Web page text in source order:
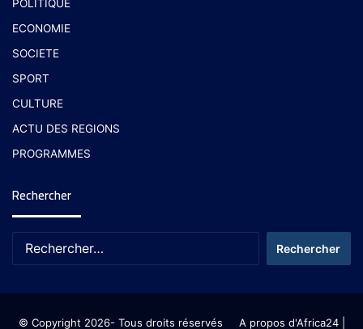
POLITIQUE
ECONOMIE
SOCIETE
SPORT
CULTURE
ACTU DES REGIONS
PROGRAMMES
Rechercher
© Copyright 2026- Tous droits réservés A propos d'Africa24|